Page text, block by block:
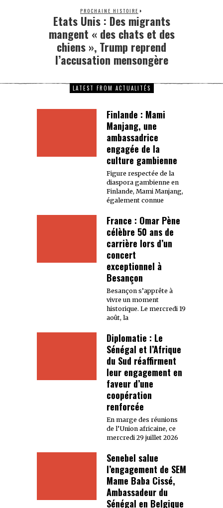
PROCHAINE HISTOIRE
Etats Unis : Des migrants
mangent « des chats et des
chiens », Trump reprend
l’accusation mensongère
LATEST FROM ACTUALITÉS
Finlande : Mami
Manjang, une
ambassadrice
engagée de la
culture gambienne
Figure respectée de la
diaspora gambienne en
Finlande, Mami Manjang,
également connue
France : Omar Pène
célèbre 50 ans de
carrière lors d’un
concert
exceptionnel à
Besançon
Besançon s’apprête à
vivre un moment
historique. Le mercredi 19
août, la
Diplomatie : Le
Sénégal et l’Afrique
du Sud réaffirment
leur engagement en
faveur d’une
coopération
renforcée
En marge des réunions
de l’Union africaine, ce
mercredi 29 juillet 2026
Senebel salue
l’engagement de SEM
Mame Baba Cissé,
Ambassadeur du
Sénégal en Belgique